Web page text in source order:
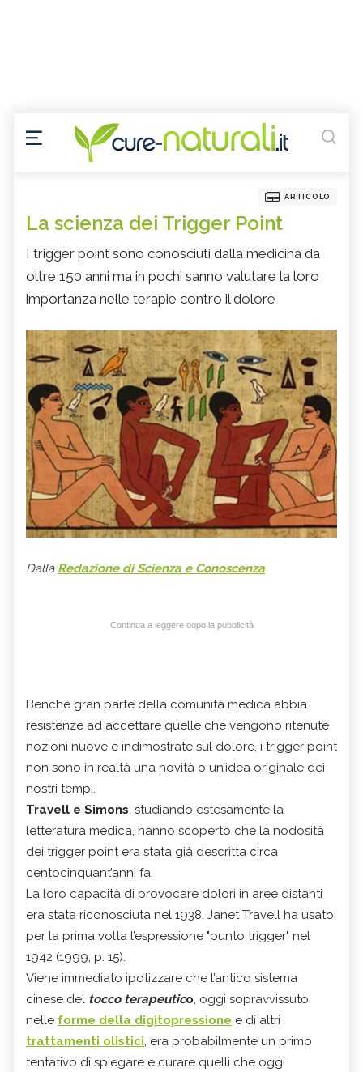
ARTICOLO
La scienza dei Trigger Point
I trigger point sono conosciuti dalla medicina da
oltre 150 anni ma in pochi sanno valutare la loro
importanza nelle terapie contro il dolore
Dalla Redazione di Scienza e Conoscenza
Continua a leggere dopo la pubblicità
Benché gran parte della comunità medica abbia
resistenze ad accettare quelle che vengono ritenute
nozioni nuove e indimostrate sul dolore, i trigger point
non sono in realtà una novità o un’idea originale dei
nostri tempi.
Travell e Simons, studiando estesamente la
letteratura medica, hanno scoperto che la nodosità
dei trigger point era stata già descritta circa
centocinquant’anni fa.
La loro capacità di provocare dolori in aree distanti
era stata riconosciuta nel 1938. Janet Travell ha usato
per la prima volta l’espressione "punto trigger" nel
1942 (1999, p. 15).
Viene immediato ipotizzare che l’antico sistema
cinese del tocco terapeutico, oggi sopravvissuto
nelle forme della digitopressione e di altri
trattamenti olistici, era probabilmente un primo
tentativo di spiegare e curare quelli che oggi